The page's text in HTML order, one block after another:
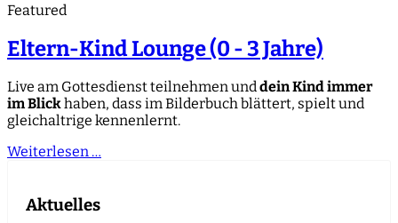
Featured
Eltern-Kind Lounge (0 - 3 Jahre)
Live am Gottesdienst teilnehmen unddein Kind immer
im Blickhaben, dass im Bilderbuch blättert, spielt und
gleichaltrige kennenlernt.
Weiterlesen …
Aktuelles